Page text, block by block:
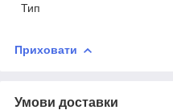
Тип
Приховати
Умови доставки